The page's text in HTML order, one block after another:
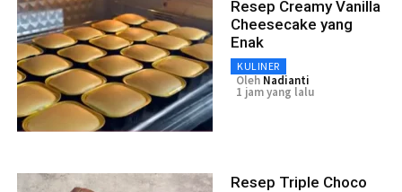
Resep Creamy Vanilla
Cheesecake yang
Enak
KULINER
Oleh Nadianti
1 jam yang lalu
Resep Triple Choco